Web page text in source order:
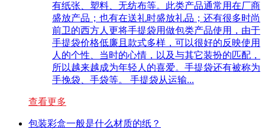
有纸张、塑料、无纺布等。此类产品通常用在厂商
盛放产品；也有在送礼时盛放礼品；还有很多时尚
前卫的西方人更将手提袋用做包类产品使用，由于
手提袋价格低廉且款式多样，可以很好的反映使用
人的个性、当时的心情，以及与其它装扮的匹配，
所以越来越成为年轻人的喜爱。手提袋还有被称为
手挽袋、手袋等。 手提袋从运输...
查看更多
包装彩盒一般是什么材质的纸？